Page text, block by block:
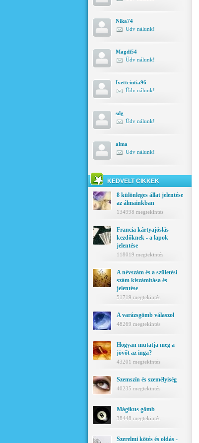
Nika74
Üdv nálunk!
Magdi54
Üdv nálunk!
Ivettcintia96
Üdv nálunk!
sdg
Üdv nálunk!
alma
Üdv nálunk!
KEDVELT CIKKEK
8 különleges állat jelentése
az álmainkban
134998 megtekintés
Francia kártyajóslás
kezdőknek - a lapok
jelentése
118019 megtekintés
A névszám és a születési
szám kiszámítása és
jelentése
51719 megtekintés
A varázsgömb válaszol
48269 megtekintés
Hogyan mutatja meg a
jövőt az inga?
43201 megtekintés
Szemszín és személyiség
40235 megtekintés
Mágikus gömb
38448 megtekintés
Szerelmi kötés és oldás -